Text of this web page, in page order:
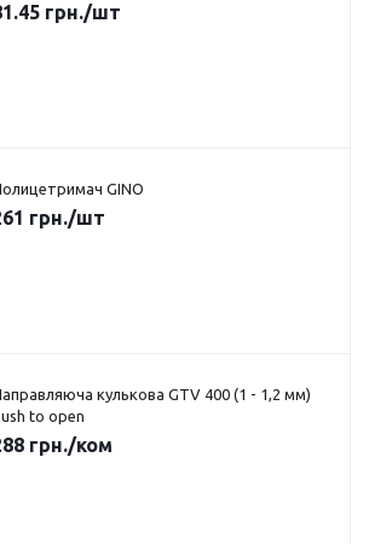
грн./шт
GINO
грн./шт
кулькова GTV 400 (1 - 1,2 мм)
to open
грн./ком